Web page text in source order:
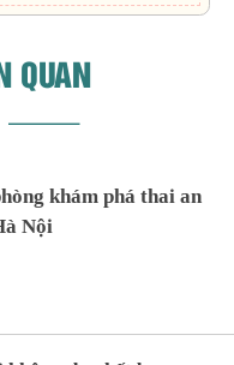
QUAN
khám phá thai an
Nội